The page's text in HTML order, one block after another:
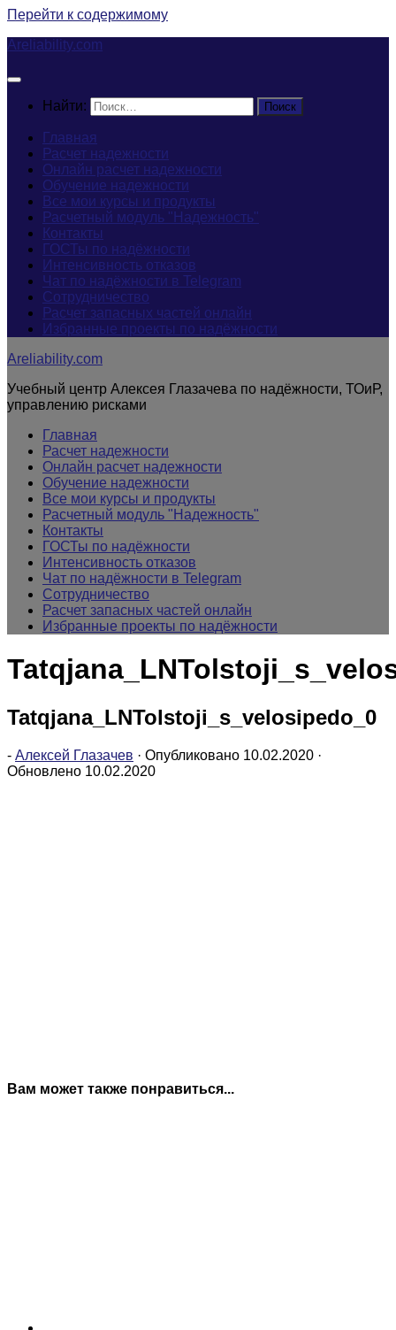
Перейти к содержимому
Areliability.com
Найти:
Главная
Расчет надежности
Онлайн расчет надежности
Обучение надежности
Все мои курсы и продукты
Расчетный модуль "Надежность"
Контакты
ГОСТы по надёжности
Интенсивность отказов
Чат по надёжности в Telegram
Сотрудничество
Расчет запасных частей онлайн
Избранные проекты по надёжности
Areliability.com
Учебный центр Алексея Глазачева по надёжности, ТОиР,
управлению рисками
Главная
Расчет надежности
Онлайн расчет надежности
Обучение надежности
Все мои курсы и продукты
Расчетный модуль "Надежность"
Контакты
ГОСТы по надёжности
Интенсивность отказов
Чат по надёжности в Telegram
Сотрудничество
Расчет запасных частей онлайн
Избранные проекты по надёжности
Tatqjana_LNTolstoji_s_velosipedo_0
- Алексей Глазачев · Опубликовано 10.02.2020 ·
Обновлено 10.02.2020
Вам может также понравиться...